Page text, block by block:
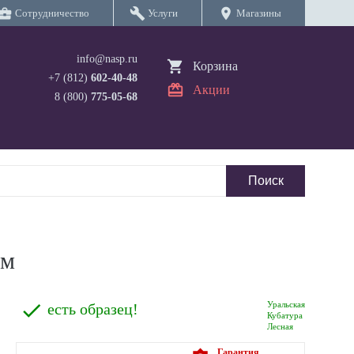
Сотрудничество build Услуги location_on Магазины
info@nasp.ru
+7 (812) 602-40-48
8 (800) 775-05-68
Корзина
Акции
Уральская
Кубатура
Лесная
есть образец!